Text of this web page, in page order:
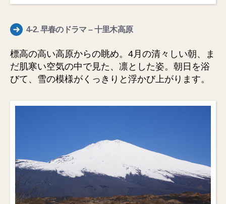
4-2.早春のドラマ – 十里木高原
標高の高い高原からの眺め。4月の清々しい朝、ま
だ肌寒い空気の中で見た、凛とした姿。朝日を浴
びて、雪の模様がくっきりと浮かび上がります。